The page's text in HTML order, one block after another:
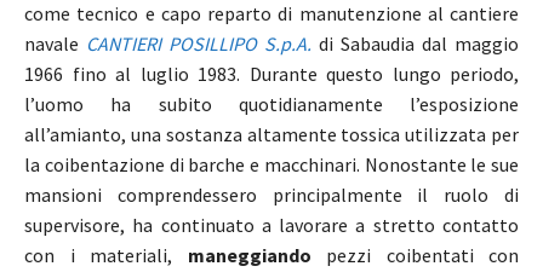
come tecnico e capo reparto di manutenzione al cantiere
navale CANTIERI POSILLIPO S.p.A. di Sabaudia dal maggio
1966 fino al luglio 1983. Durante questo lungo periodo,
l’uomo ha subito quotidianamente l’esposizione
all’amianto, una sostanza altamente tossica utilizzata per
la coibentazione di barche e macchinari. Nonostante le sue
mansioni comprendessero principalmente il ruolo di
supervisore, ha continuato a lavorare a stretto contatto
con i materiali, maneggiando pezzi coibentati con